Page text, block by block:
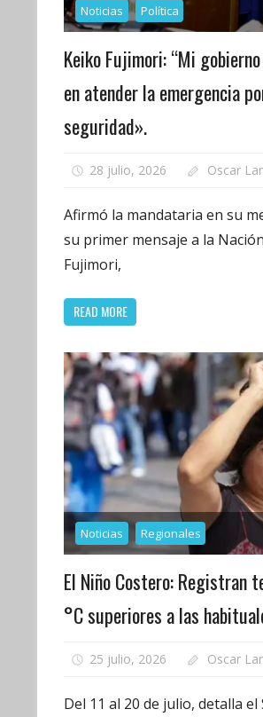
Noticias Política
Keiko Fujimori: “Mi
en atender la emergencia
seguridad».
28 julio, 2026 Oscar
Afirmó la mandataria en su
su primer mensaje a la
Fujimori,
READ MORE
Noticias Regionales
El Niño Costero: Registran
°C superiores a las
25 julio, 2026 Oscar
Del 11 al 20 de julio, detalla